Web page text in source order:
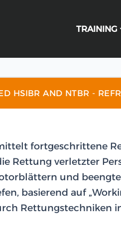
TRAINING
HSIBR AND NTBR -
fortgeschrittene
Rettung verletzter
und
basierend auf
Rettungstechniken